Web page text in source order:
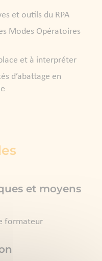
et outils du RPA
Modes Opératoires
et à interpréter
d’abattage en
et moyens
formateur